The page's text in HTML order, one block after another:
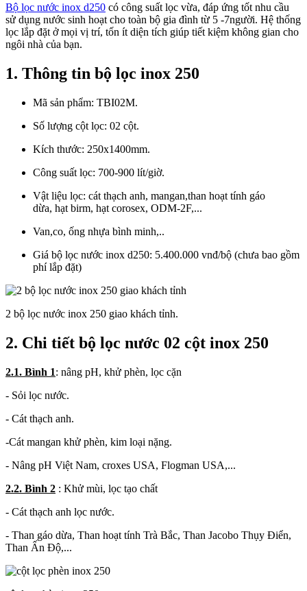
Bộ lọc nước inox d250 có công suất lọc vừa, đáp ứng tốt nhu cầu
sử dụng nước sinh hoạt cho toàn bộ gia đình từ 5 -7người. Hệ thống
lọc lắp đặt ở mọi vị trí, tốn ít diện tích giúp tiết kiệm không gian cho
ngôi nhà của bạn.
1. Thông tin bộ lọc inox 250
Mã sản phẩm: TBI02M.
Số lượng cột lọc: 02 cột.
Kích thước: 250x1400mm.
Công suất lọc: 700-900 lít/giờ.
Vật liệu lọc: cát thạch anh, mangan,than hoạt tính gáo
dừa, hạt birm, hạt corosex, ODM-2F,...
Van,co, ống nhựa bình minh,..
Giá bộ lọc nước inox d250: 5.400.000 vnđ/bộ (chưa bao gồm
phí lắp đặt)
2 bộ lọc nước inox 250 giao khách tỉnh.
2. Chi tiết bộ lọc nước 02 cột inox 250
2.1. Bình 1: nâng pH, khử phèn, lọc cặn
- Sỏi lọc nước.
- Cát thạch anh.
-Cát mangan khử phèn, kim loại nặng.
- Nâng pH Việt Nam, croxes USA, Flogman USA,...
2.2. Bình 2 : Khử mùi, lọc tạo chất
- Cát thạch anh lọc nước.
- Than gáo dừa, Than hoạt tính Trà Bắc, Than Jacobo Thụy Điển,
Than Ấn Độ,...